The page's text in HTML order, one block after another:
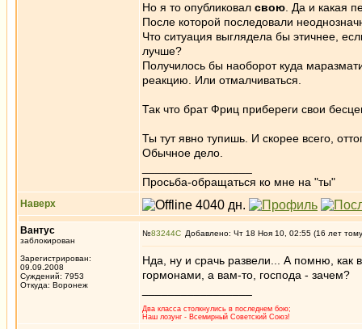
Но я то опубликовал свою . Да и какая
После которой последовали
Что ситуация выглядела бы этичнее,
лучше?
Получилось бы наоборот куда
реакцию. Или отмалчиваться.
Так что брат Фриц прибереги свои
Ты тут явно тупишь. И скорее всего,
Обычное дело.
Просьба-обращаться ко мне на "ты"
Наверх
Вантус
заблокирован
Зарегистрирован:
09.09.2008
Суждений: 7953
Откуда: Воронеж
№83244 Добавлено: Чт 18 Ноя 10, 02:55 (16 лет
Нда, ну и срачь развели... А помню, как
гормонами, а вам-то, господа - зачем?
Два класса столкнулись в последнем бою;
Наш лозунг - Всемирный Советский Союз!